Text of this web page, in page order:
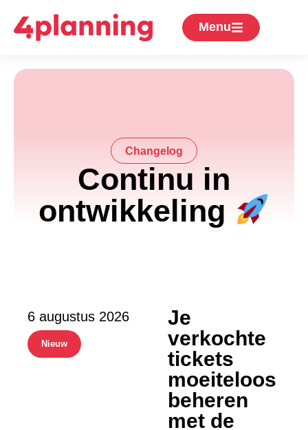
Menu
Changelog
Continu in
ontwikkeling
6 augustus 2026
Nieuw
Je
verkochte
tickets
moeiteloos
beheren
met de